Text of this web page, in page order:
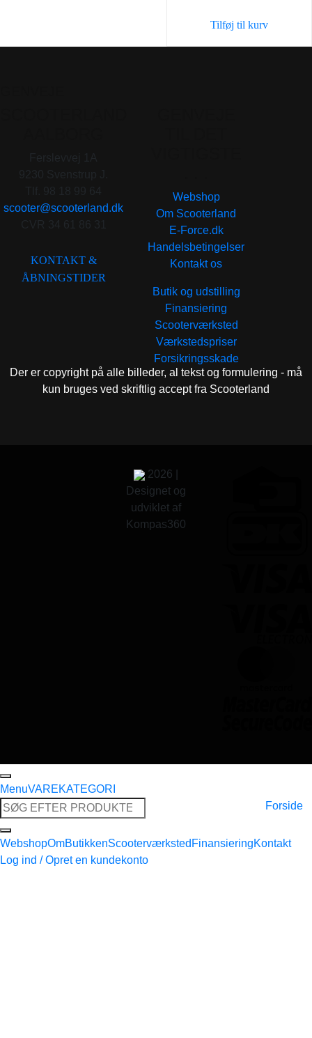
Tilføj til kurv
scooter@scooterland.dk
KONTAKT &
ÅBNINGSTIDER
Webshop
Om Scooterland
E-Force.dk
Handelsbetingelser
Kontakt os
Butik og udstilling
Finansiering
Scooterværksted
Værkstedspriser
Forsikringsskade
Der er copyright på alle billeder, al tekst og formulering - må
kun bruges ved skriftlig accept fra Scooterland
2026 |
Designet og
udviklet af
Kompas360
MenuVAREKATEGORI
Søg
efter:
Forside
WebshopOmButikkenScooterværksted FinansieringKontakt
Log ind / Opret en kundekonto